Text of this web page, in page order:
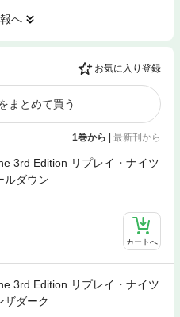
へ
お気に入り登録
まとめて買う
1巻から 最新刊から
3rd Edition リプレイ・ナイツ
ダウン
カートへ
3rd Edition リプレイ・ナイツ
ダーク